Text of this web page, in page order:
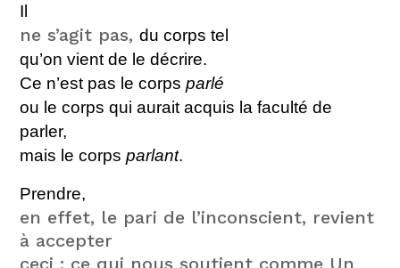
Il
ne s’agit pas,du corps tel
qu’on vient de le décrire.
Ce n’est pas le corpsparlé
ou le corps qui aurait acquis la faculté de
parler,
mais le corpsparlant.
Prendre,
en effet, le pari de l’inconscient, revient
à accepter